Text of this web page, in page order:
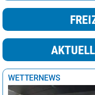
WETTERNEWS